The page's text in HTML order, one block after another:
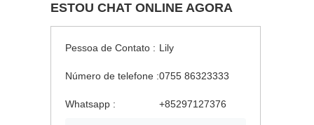
ESTOU CHAT ONLINE AGORA
Pessoa de Contato : Lily
Número de telefone :0755 86323333
Whatsapp : +85297127376